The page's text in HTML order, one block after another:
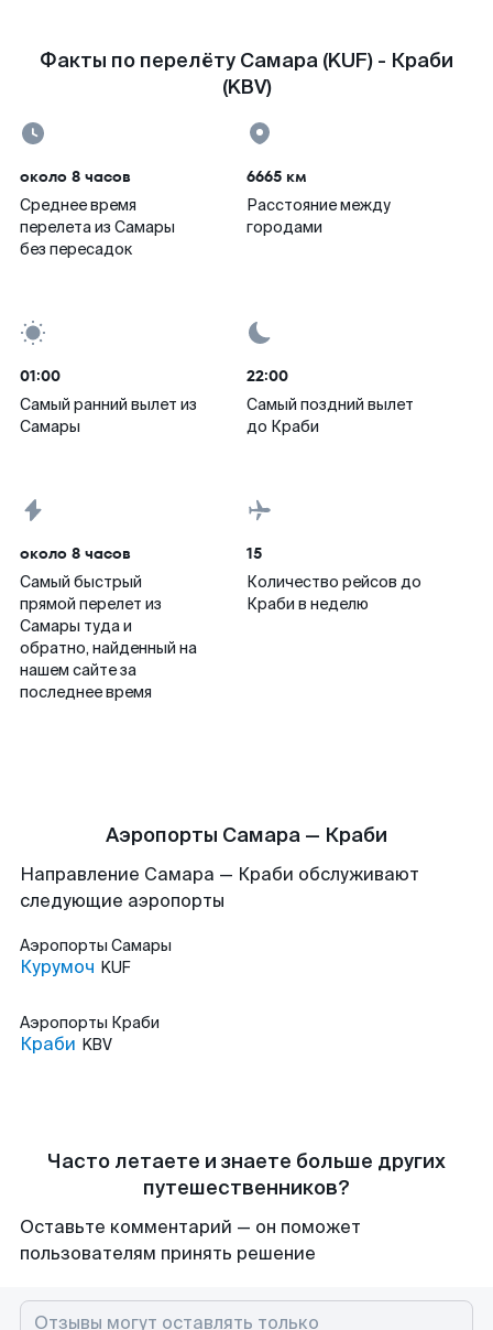
Факты по перелёту Самара (KUF) - Краби
(KBV)
около 8 часов
Среднее время
перелета из Самары
без пересадок
6665 км
Расстояние между
городами
01:00
Самый ранний вылет из
Самары
22:00
Самый поздний вылет
до Краби
около 8 часов
Самый быстрый
прямой перелет из
Самары туда и
обратно, найденный на
нашем сайте за
последнее время
15
Количество рейсов до
Краби в неделю
Аэропорты Самара — Краби
Направление Самара — Краби обслуживают
следующие аэропорты
Аэропорты Самары
Курумоч KUF
Аэропорты Краби
Краби KBV
Часто летаете и знаете больше других
путешественников?
Оставьте комментарий — он поможет
пользователям принять решение